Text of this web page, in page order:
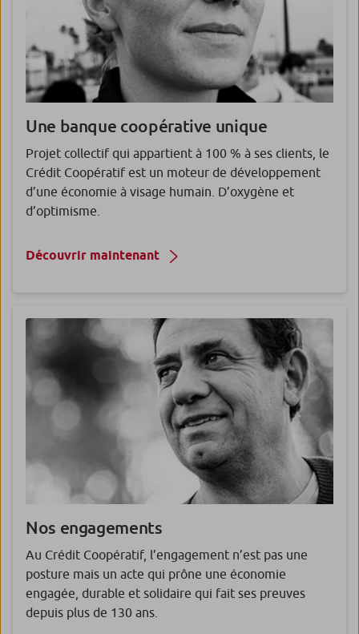
Une banque coopérative unique
Projet collectif qui appartient à 100 % à ses clients, le
Crédit Coopératif est un moteur de développement
d’une économie à visage humain. D’oxygène et
d’optimisme.
Découvrir maintenant
Nos engagements
Au Crédit Coopératif, l’engagement n’est pas une
posture mais un acte qui prône une économie
engagée, durable et solidaire qui fait ses preuves
depuis plus de 130 ans.